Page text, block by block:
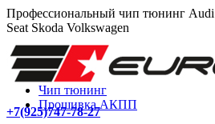
Профессиональный чип тюнинг Audi
Seat Skoda Volkswagen
+7(925)747-78-27
Чип тюнинг
Прошивка АКПП